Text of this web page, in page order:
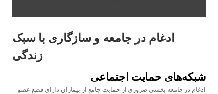
ادغام در جامعه و سازگاری با سبک
زندگی
شبکه‌های حمایت اجتماعی
ادغام در جامعه بخشی ضروری از حمایت جامع از بیماران دارای قطع عضو